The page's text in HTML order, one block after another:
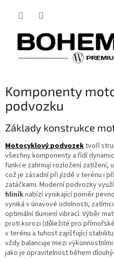
Komponenty
podvozku
Základy konstrukce
Motocyklový podvozektvoří
všechny komponenty a řídí
funkce zahrnují rozložení zatížení,
což je zásadní při jízdě v terénu i
zatáčkami. Moderní podvozky
hliníknabízí vynikající poměr
vyniká v únavové odolnosti,
optimální tlumení vibrací. Výběr
proti korozi (důležité pro
v terénu a tuhost zajišťující
vždy balancuje mezi
jako je opravitelnost během